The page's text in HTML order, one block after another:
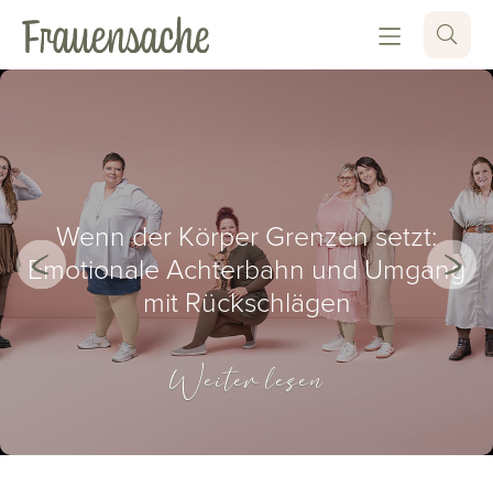
Wenn der Körper Grenzen setzt:
Emotionale Achterbahn und Umgang
mit Rückschlägen
Weiter lesen